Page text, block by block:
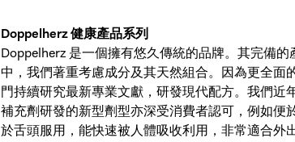
Doppelherz 健康產品系列
Doppelherz 是一個擁有悠久傳統的品牌。其完備
中，我們著重考慮成分及其天然組合。因為更全面
門持續研究最新專業文獻，研發現代配方。我們
補充劑研發的新型劑型亦深受消費者認可，例如
於舌頭服用，能快速被人體吸收利用，非常適合外